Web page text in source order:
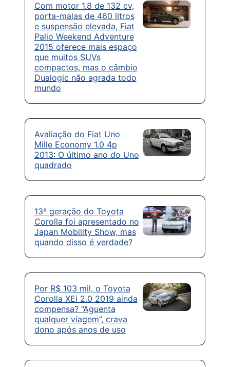
Com motor 1.8 de 132 cv,
porta-malas de 460 litros
e suspensão elevada, Fiat
Palio Weekend Adventure
2015 oferece mais espaço
que muitos SUVs
compactos, mas o câmbio
Dualogic não agrada todo
mundo
Avaliação do Fiat Uno
Mille Economy 1.0 4p
2013: O último ano do Uno
quadrado
13ª geração do Toyota
Corolla foi apresentado no
Japan Mobility Show, mas
quando disso é verdade?
Por R$ 103 mil, o Toyota
Corolla XEi 2.0 2019 ainda
compensa? “Aguenta
qualquer viagem”, crava
dono após anos de uso